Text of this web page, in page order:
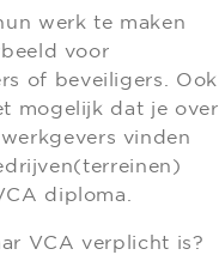
werk te maken
voor
of beveiligers. Ook
mogelijk dat je over
vinden
diploma.
VCA verplicht is?